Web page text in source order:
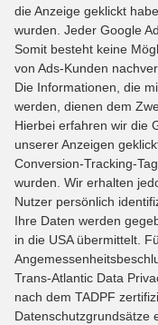
die Anzeige geklickt
wurden. Jeder Google
Somit besteht keine
von Ads-Kunden
Die Informationen, die
werden, dienen dem
Hierbei erfahren wir die
unserer Anzeigen
Conversion-Tracking-
wurden. Wir erhalten
Nutzer persönlich
Ihre Daten werden
in die USA übermittelt.
Trans-Atlantic Data
nach dem TADPF
Datenschutzgrundsätze